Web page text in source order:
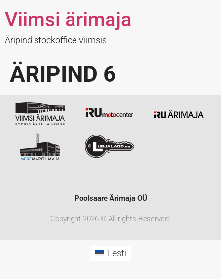
Viimsi ärimaja
Äripind stockoffice Viimsis
ÄRIPIND 6
Poolsaare Ärimaja OÜ
Copyright 2026 © All rights Reserved.
Eesti